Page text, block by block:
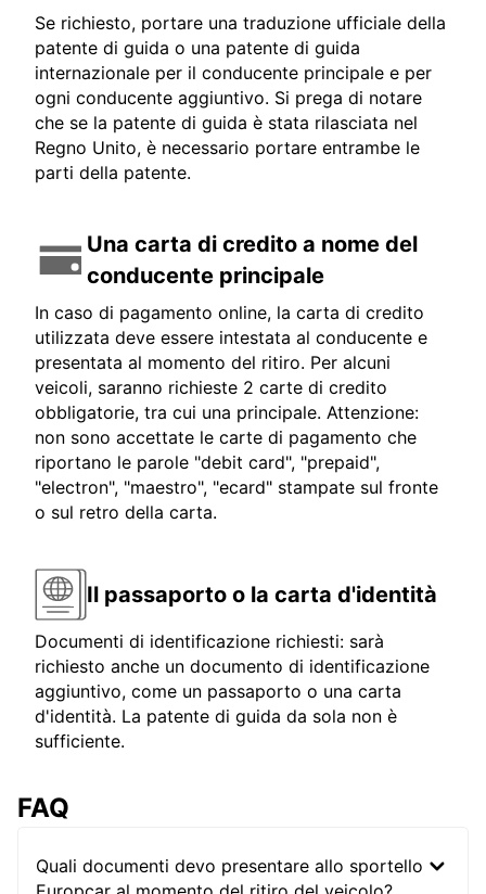
Se richiesto, portare una traduzione ufficiale della
patente di guida o una patente di guida
internazionale per il conducente principale e per
ogni conducente aggiuntivo. Si prega di notare
che se la patente di guida è stata rilasciata nel
Regno Unito, è necessario portare entrambe le
parti della patente.
Una carta di credito a nome del
conducente principale
In caso di pagamento online, la carta di credito
utilizzata deve essere intestata al conducente e
presentata al momento del ritiro. Per alcuni
veicoli, saranno richieste 2 carte di credito
obbligatorie, tra cui una principale. Attenzione:
non sono accettate le carte di pagamento che
riportano le parole "debit card", "prepaid",
"electron", "maestro", "ecard" stampate sul fronte
o sul retro della carta.
Il passaporto o la carta d'identità
Documenti di identificazione richiesti: sarà
richiesto anche un documento di identificazione
aggiuntivo, come un passaporto o una carta
d'identità. La patente di guida da sola non è
sufficiente.
FAQ
Quali documenti devo presentare allo sportello